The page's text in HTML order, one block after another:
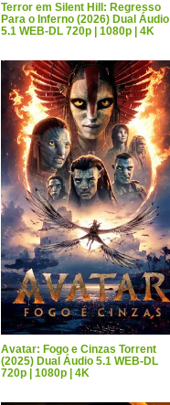
Terror em Silent Hill: Regresso
Para o Inferno (2026) Dual Áudio
5.1 WEB-DL 720p | 1080p | 4K
Avatar: Fogo e Cinzas Torrent
(2025) Dual Áudio 5.1 WEB-DL
720p | 1080p | 4K